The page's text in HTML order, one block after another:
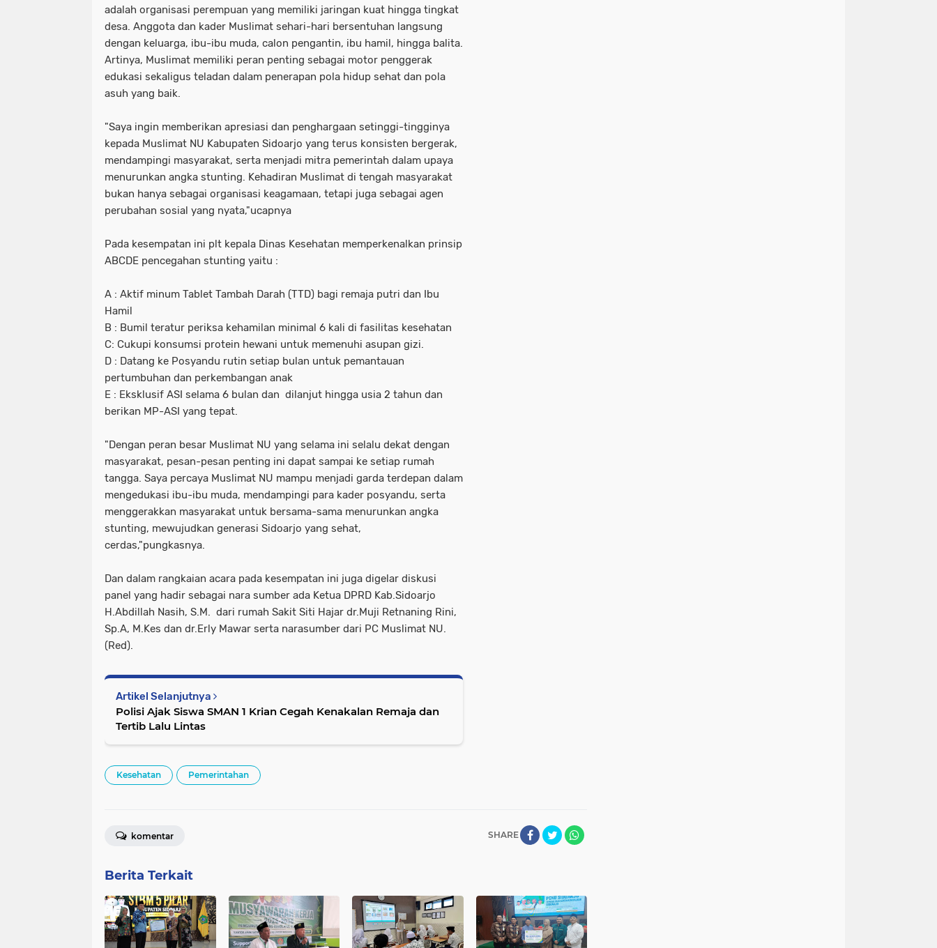
adalah organisasi perempuan yang memiliki jaringan kuat hingga tingkat
desa. Anggota dan kader Muslimat sehari-hari bersentuhan langsung
dengan keluarga, ibu-ibu muda, calon pengantin, ibu hamil, hingga balita.
Artinya, Muslimat memiliki peran penting sebagai motor penggerak
edukasi sekaligus teladan dalam penerapan pola hidup sehat dan pola
asuh yang baik.
"Saya ingin memberikan apresiasi dan penghargaan setinggi-tingginya
kepada Muslimat NU Kabupaten Sidoarjo yang terus konsisten bergerak,
mendampingi masyarakat, serta menjadi mitra pemerintah dalam upaya
menurunkan angka stunting. Kehadiran Muslimat di tengah masyarakat
bukan hanya sebagai organisasi keagamaan, tetapi juga sebagai agen
perubahan sosial yang nyata,"ucapnya
Pada kesempatan ini plt kepala Dinas Kesehatan memperkenalkan prinsip
ABCDE pencegahan stunting yaitu :
A : Aktif minum Tablet Tambah Darah (TTD) bagi remaja putri dan Ibu
Hamil
B : Bumil teratur periksa kehamilan minimal 6 kali di fasilitas kesehatan
C: Cukupi konsumsi protein hewani untuk memenuhi asupan gizi.
D : Datang ke Posyandu rutin setiap bulan untuk pemantauan
pertumbuhan dan perkembangan anak
E : Eksklusif ASI selama 6 bulan dan dilanjut hingga usia 2 tahun dan
berikan MP-ASI yang tepat.
"Dengan peran besar Muslimat NU yang selama ini selalu dekat dengan
masyarakat, pesan-pesan penting ini dapat sampai ke setiap rumah
tangga. Saya percaya Muslimat NU mampu menjadi garda terdepan dalam
mengedukasi ibu-ibu muda, mendampingi para kader posyandu, serta
menggerakkan masyarakat untuk bersama-sama menurunkan angka
stunting, mewujudkan generasi Sidoarjo yang sehat,
cerdas,"pungkasnya.
Dan dalam rangkaian acara pada kesempatan ini juga digelar diskusi
panel yang hadir sebagai nara sumber ada Ketua DPRD Kab.Sidoarjo
H.Abdillah Nasih, S.M. dari rumah Sakit Siti Hajar dr.Muji Retnaning Rini,
Sp.A, M.Kes dan dr.Erly Mawar serta narasumber dari PC Muslimat NU.
(Red).
Artikel Selanjutnya
Polisi Ajak Siswa SMAN 1 Krian Cegah Kenakalan Remaja dan
Tertib Lalu Lintas
Kesehatan Pemerintahan
SHARE
komentar
Berita Terkait